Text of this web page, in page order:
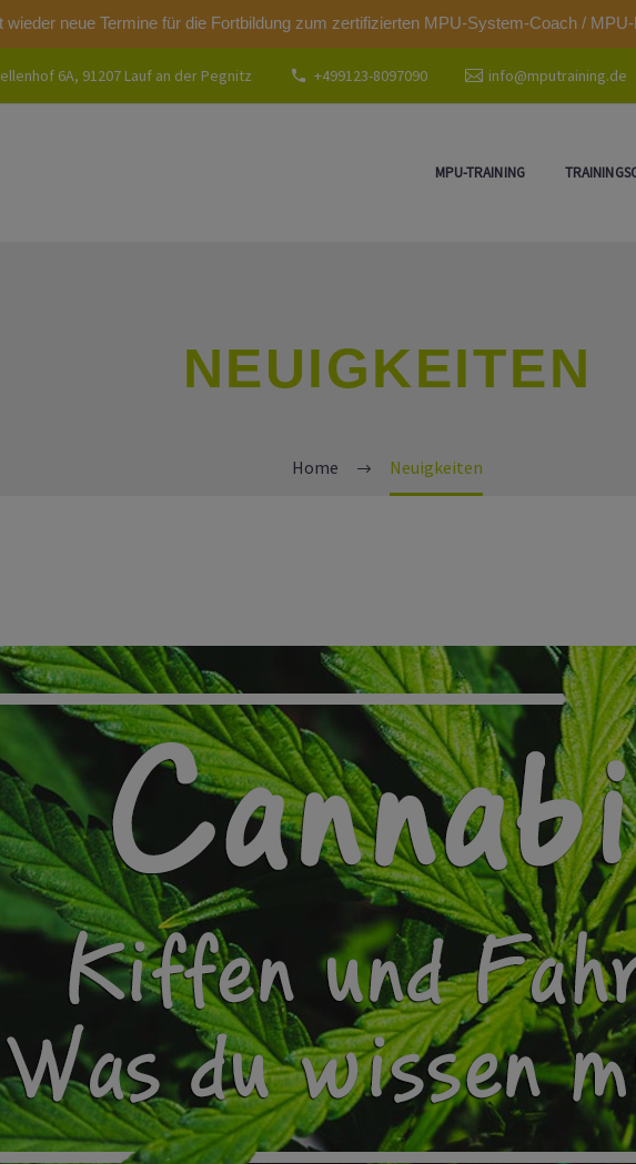
wieder neue Termine für die Fortbildung zum zertifizierten MPU-System-Coach /
6A, 91207 Lauf an der Pegnitz +499123-8097090 info@mputraining.de
MPU-TRAINING
NEUIGKEITEN
Home Neuigkeiten
modal-check